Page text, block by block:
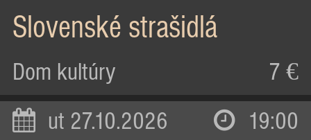
Slovenské strašidlá
Dom kultúry 7 €
ut 27.10.2026 19:00